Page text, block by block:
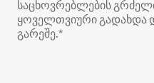
საცხოვრებლების
ყოველთვიური გადახდა
გარეშე.*